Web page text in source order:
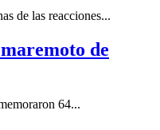
de las reacciones...
de
64...